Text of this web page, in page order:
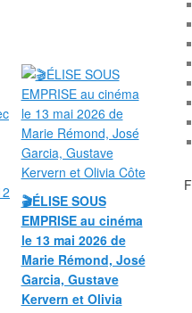
🎬ÉLISE SOUS
EMPRISE au cinéma
le 13 mai 2026 de
Marie Rémond, José
Garcia, Gustave
Kervern et Olivia